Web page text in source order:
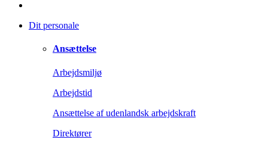
Dit personale
Ansættelse
Arbejdsmiljø
Arbejdstid
Ansættelse af udenlandsk arbejdskraft
Direktører